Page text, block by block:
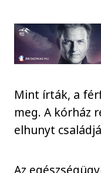
Mint írták, a
meg. A kórház
elhunyt